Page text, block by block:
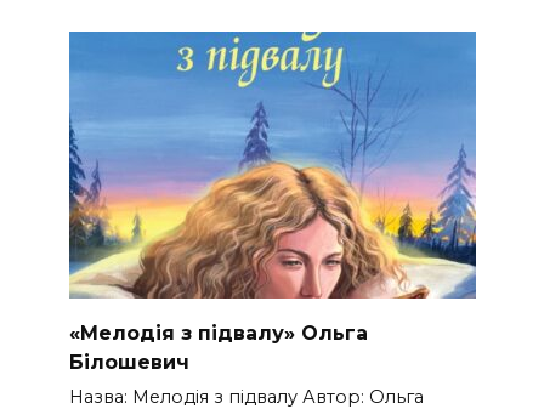
«Мелодія з підвалу» Ольга
Білошевич
Назва: Мелодія з підвалу Автор: Ольга